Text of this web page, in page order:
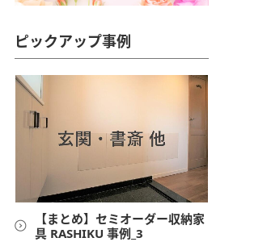
旧和室はスライドドアでつながるスタイリッ
ピックアップ事例
【まとめ】セミオーダー収納家
具 RASHIKU 事例_3